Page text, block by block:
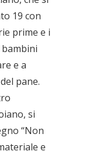
19 con
prime e i
e a
pane.
si
“Non
e